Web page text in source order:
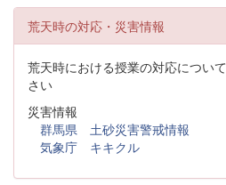
荒天時の対応・災害情報
荒天時における授業の対応につい
さい
災害情報
群馬県 土砂災害警戒情報
気象庁 キキクル